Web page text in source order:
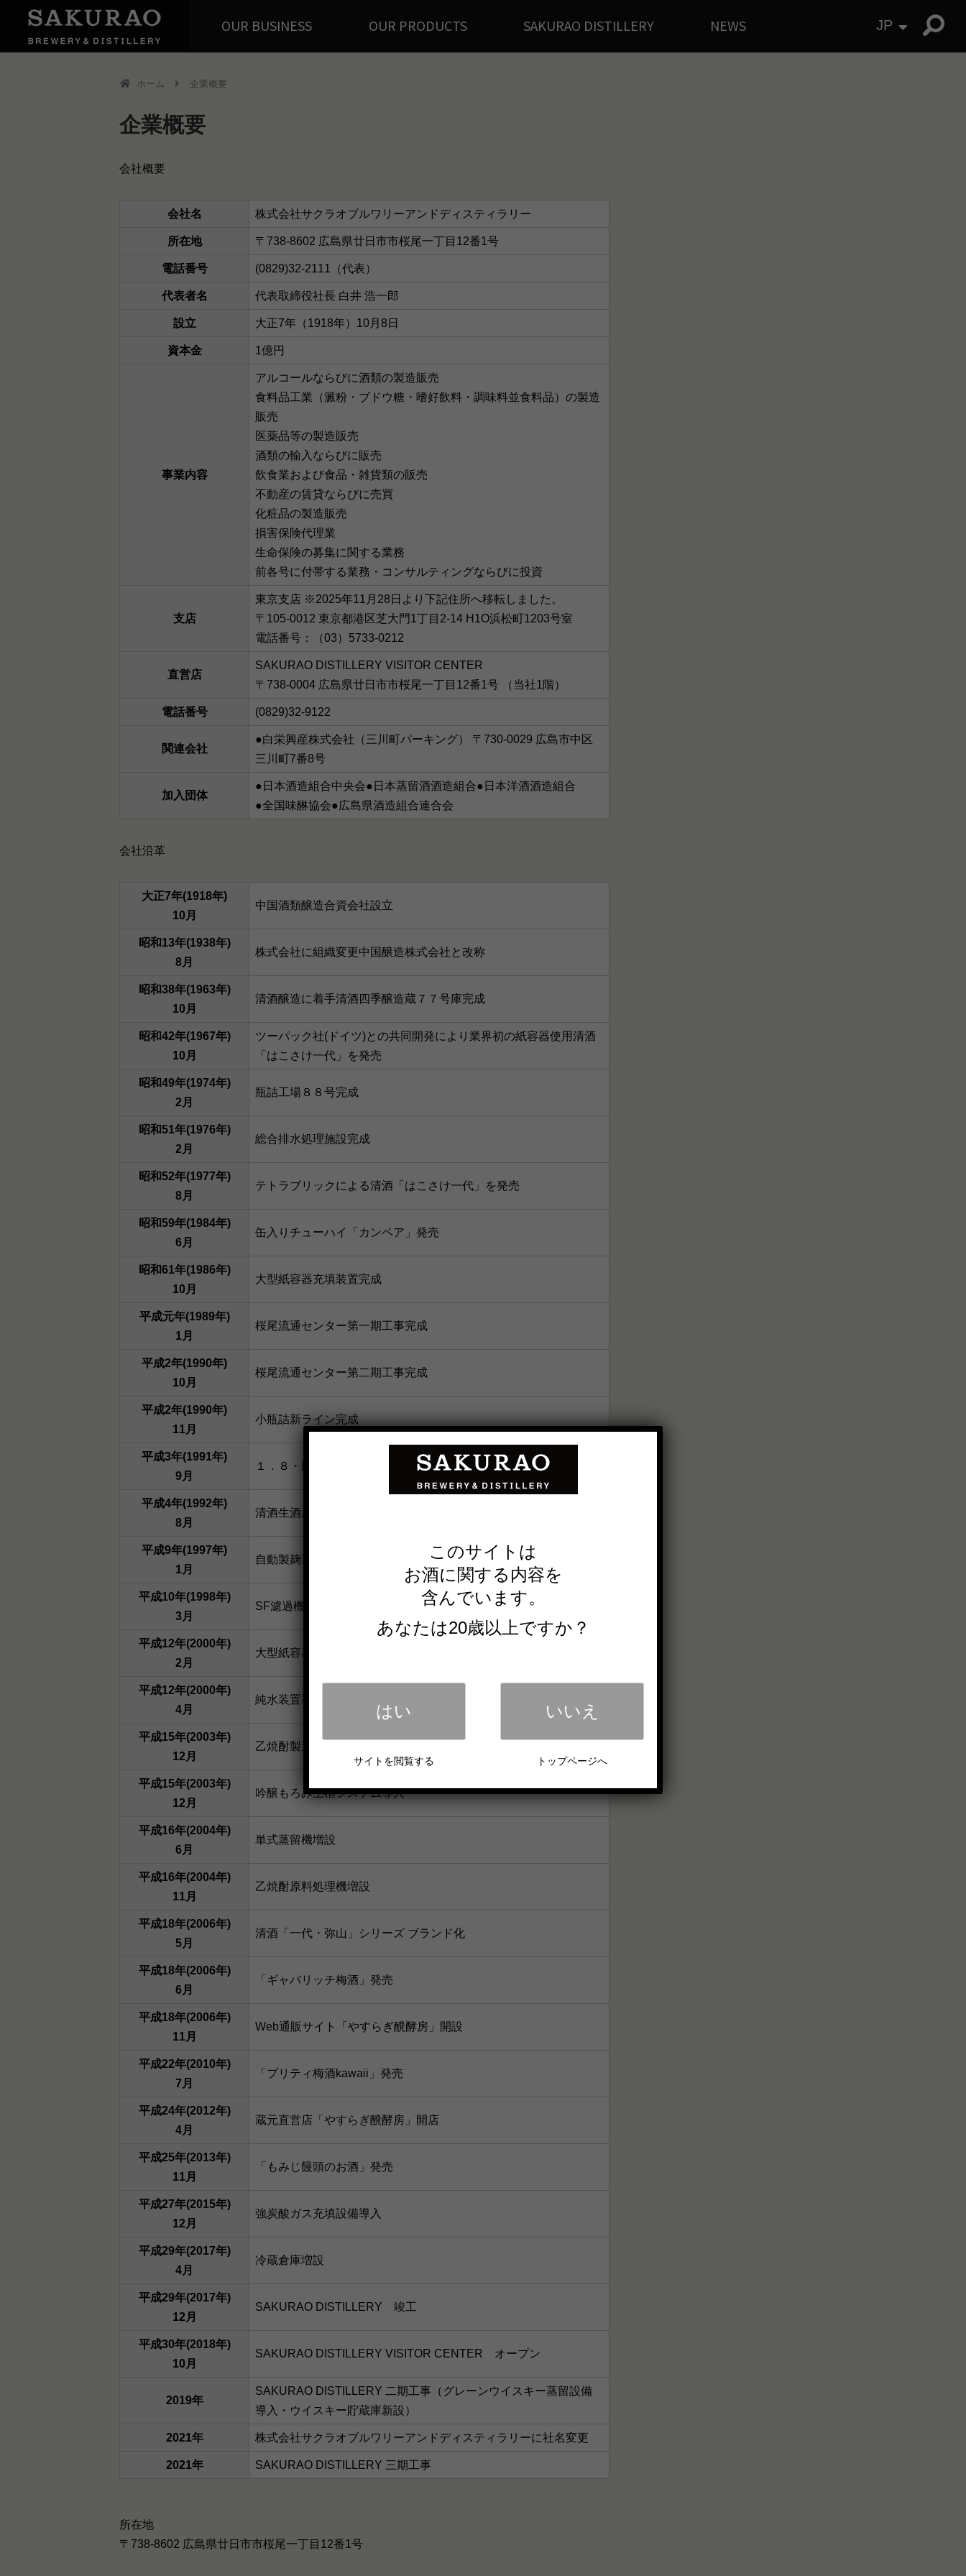
OUR BUSINESS OUR PRODUCTS SAKURAO DISTILLERY NEWS JP
ホーム 企業概要
企業概要
会社概要
会社名 株式会社サクラオブルワリーアンドディスティラリー
所在地 〒738-8602 広島県廿日市市桜尾一丁目12番1号
電話番号 (0829)32-2111（代表）
代表者名 代表取締役社長 白井 浩一郎
設立 大正7年（1918年）10月8日
資本金 1億円
事業内容
アルコールならびに酒類の製造販売
食料品工業（澱粉・ブドウ糖・嗜好飲料・調味料並食料品）の製造
販売
医薬品等の製造販売
酒類の輸入ならびに販売
飲食業および食品・雑貨類の販売
不動産の賃貸ならびに売買
化粧品の製造販売
損害保険代理業
生命保険の募集に関する業務
前各号に付帯する業務・コンサルティングならびに投資
支店
東京支店 ※2025年11月28日より下記住所へ移転しました。
〒105-0012 東京都港区芝大門1丁目2-14 H1O浜松町1203号室
電話番号：（03）5733-0212
直営店
SAKURAO DISTILLERY VISITOR CENTER
〒738-0004 広島県廿日市市桜尾一丁目12番1号 （当社1階）
電話番号 (0829)32-9122
関連会社
●白栄興産株式会社（三川町パーキング） 〒730-0029 広島市中区
三川町7番8号
加入団体
●日本酒造組合中央会●日本蒸留酒酒造組合●日本洋酒酒造組合
●全国味醂協会●広島県酒造組合連合会
会社沿革
大正7年(1918年)
10月
中国酒類醸造合資会社設立
昭和13年(1938年)
8月
株式会社に組織変更中国醸造株式会社と改称
昭和38年(1963年)
10月
清酒醸造に着手清酒四季醸造蔵７７号庫完成
昭和42年(1967年)
10月
ツーパック社(ドイツ)との共同開発により業界初の紙容器使用清酒
「はこさけ一代」を発売
昭和49年(1974年)
2月
瓶詰工場８８号完成
昭和51年(1976年)
2月
総合排水処理施設完成
昭和52年(1977年)
8月
テトラブリックによる清酒「はこさけ一代」を発売
昭和59年(1984年)
6月
缶入りチューハイ「カンペア」発売
昭和61年(1986年)
10月
大型紙容器充填装置完成
平成元年(1989年)
1月
桜尾流通センター第一期工事完成
平成2年(1990年)
10月
桜尾流通センター第二期工事完成
平成2年(1990年)
11月
小瓶詰新ライン完成
平成3年(1991年)
9月
１．８・瓶詰新ライン完成工業用私水管更生工事完了
平成4年(1992年)
8月
清酒生酒用 限外濾過設備完了
平成9年(1997年)
1月
自動製麹装置導入
平成10年(1998年)
3月
SF濾過機導入
平成12年(2000年)
2月
大型紙容器充填機導入
平成12年(2000年)
4月
純水装置導入
平成15年(2003年)
12月
乙焼酎製造用原料粉砕機導入
平成15年(2003年)
12月
吟醸もろみ上槽システム導入
平成16年(2004年)
6月
単式蒸留機増設
平成16年(2004年)
11月
乙焼酎原料処理機増設
平成18年(2006年)
5月
清酒「一代・弥山」シリーズ ブランド化
平成18年(2006年)
6月
「ギャバリッチ梅酒」発売
平成18年(2006年)
11月
Web通販サイト「やすらぎ醗酵房」開設
平成22年(2010年)
7月
「プリティ梅酒kawaii」発売
平成24年(2012年)
4月
蔵元直営店「やすらぎ醗酵房」開店
平成25年(2013年)
11月
「もみじ饅頭のお酒」発売
平成27年(2015年)
12月
強炭酸ガス充填設備導入
平成29年(2017年)
4月
冷蔵倉庫増設
平成29年(2017年)
12月
SAKURAO DISTILLERY 竣工
平成30年(2018年)
10月
SAKURAO DISTILLERY VISITOR CENTER オープン
2019年
SAKURAO DISTILLERY 二期工事（グレーンウイスキー蒸留設備
導入・ウイスキー貯蔵庫新設）
2021年 株式会社サクラオブルワリーアンドディスティラリーに社名変更
2021年 SAKURAO DISTILLERY 三期工事
所在地
〒738-8602 広島県廿日市市桜尾一丁目12番1号
このサイトは
お酒に関する内容を
含んでいます。
あなたは20歳以上ですか？
はい
サイトを閲覧する
いいえ
トップページへ